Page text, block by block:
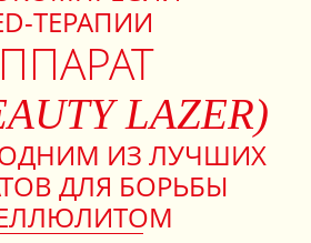
ТЕРАПИИ
LAZER)
ОДНИМ ИЗ ЛУЧШИХ
ДЛЯ БОРЬБЫ